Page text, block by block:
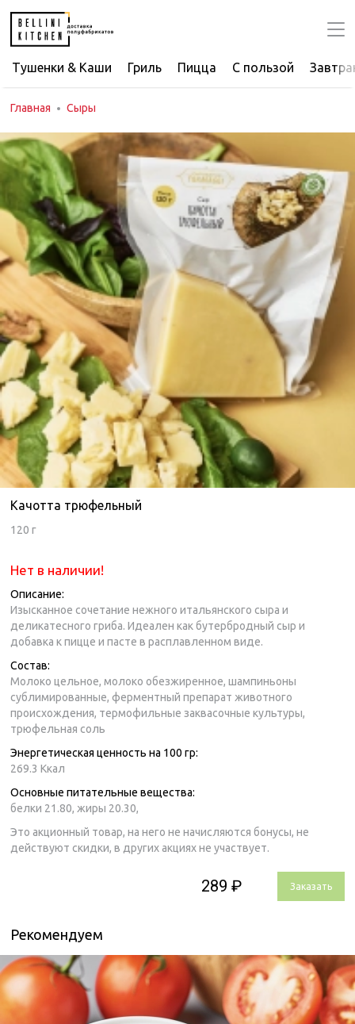
Тушенки & Каши Гриль Пицца С пользой
Главная Сыры
Качотта трюфельный
120 г
289 ₽ Заказать
Нет в наличии!
Описание:
Изысканное сочетание нежного итальянского сыра и
деликатесного гриба. Идеален как бутербродный сыр и
добавка к пицце и пасте в расплавленном виде.
Состав:
Молоко цельное, молоко обезжиренное, шампиньоны
сублимированные, ферментный препарат животного
происхождения, термофильные заквасочные культуры,
трюфельная соль
Энергетическая ценность на 100 гр:
269.3 Ккал
Основные питательные вещества:
белки 21.80, жиры 20.30,
Это акционный товар, на него не начисляются бонусы, не
действуют скидки, в других акциях не участвует.
Рекомендуем